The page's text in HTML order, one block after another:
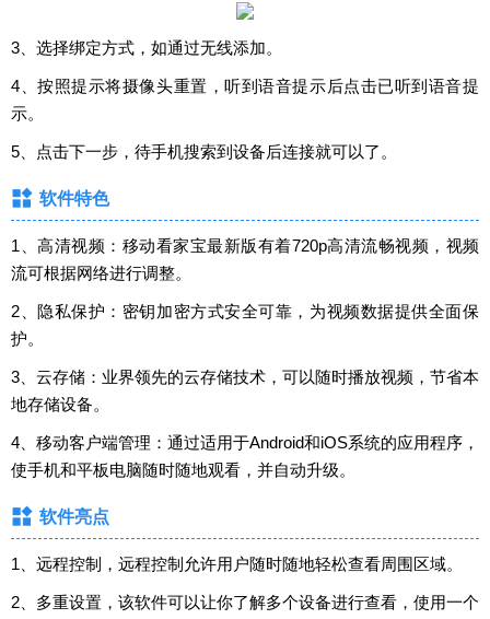
3、选择绑定方式，如通过无线添加。
4、按照提示将摄像头重置，听到语音提示后点击已听到语音提
示。
5、点击下一步，待手机搜索到设备后连接就可以了。
软件特色
1、高清视频：移动看家宝最新版有着720p高清流畅视频，视频
流可根据网络进行调整。
2、隐私保护：密钥加密方式安全可靠，为视频数据提供全面保
护。
3、云存储：业界领先的云存储技术，可以随时播放视频，节省本
地存储设备。
4、移动客户端管理：通过适用于Android和iOS系统的应用程序，
使手机和平板电脑随时随地观看，并自动升级。
软件亮点
1、远程控制，远程控制允许用户随时随地轻松查看周围区域。
2、多重设置，该软件可以让你了解多个设备进行查看，使用一个